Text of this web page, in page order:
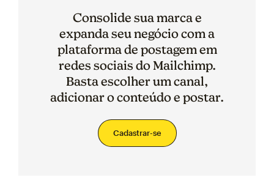
Consolide sua marca e
expanda seu negócio com a
plataforma de postagem em
redes sociais do Mailchimp.
Basta escolher um canal,
adicionar o conteúdo e postar.
Cadastrar-se